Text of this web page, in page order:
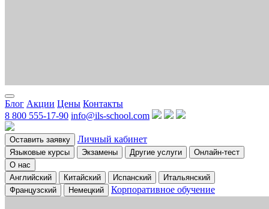
Блог Акции Цены Контакты
8 800 555-17-90 info@ils-school.com
Оставить заявку Личный кабинет
Языковые курсы Экзамены Другие услуги
Онлайн-тест
О нас
Английский
Китайский Испанский
Итальянский
Французский
Немецкий Корпоративное обучение